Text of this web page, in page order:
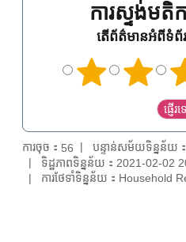
ការស្ទង់មតិ
តើព័ត៌មានអំពីទំព័
ការចុច： 56
បន្ទាន់សម័យទិន្នន័យ
ទិដ្ឋភាពទិន្នន័យ：2021-02-02
ការថែទាំទិន្នន័យ：Household